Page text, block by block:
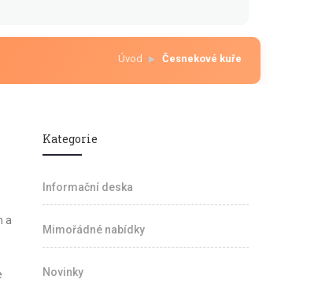
Úvod Česnekové kuře
a
Kategorie
Informační deska
Mimořádné nabídky
Novinky